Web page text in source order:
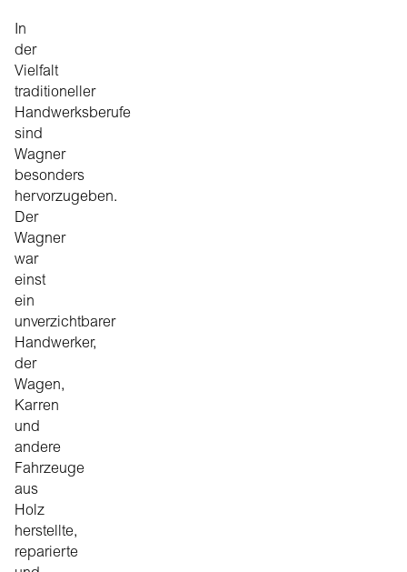
In
der
Vielfalt
traditioneller
Handwerksberufe
sind
Wagner
besonders
hervorzugeben.
Der
Wagner
war
einst
ein
unverzichtbarer
Handwerker,
der
Wagen,
Karren
und
andere
Fahrzeuge
aus
Holz
herstellte,
reparierte